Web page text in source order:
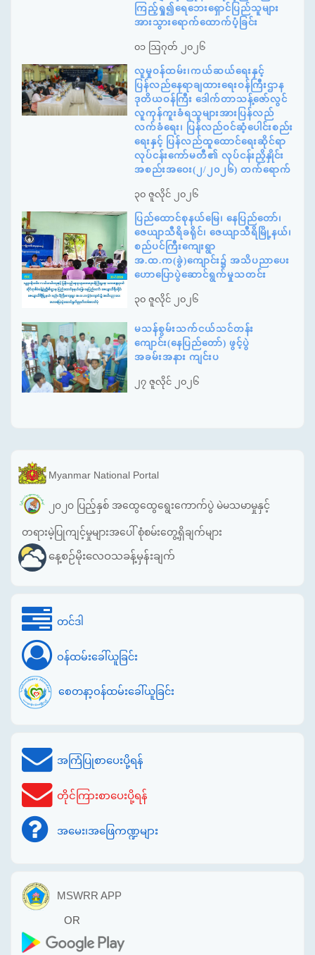
ကြည့်ရှု၍ရေဘေးရှောင်ပြည်သူများ
အားသွားရောက်ထောက်ပံ့ခြင်း
၀၁ ဩဂုတ် ၂၀၂၆
လူမှုဝန်ထမ်း၊ကယ်ဆယ်ရေးနှင့်
ပြန်လည်နေရာချထားရေးဝန်ကြီးဌာန
ဒုတိယဝန်ကြီး ဒေါက်တာသန့်ဇော်လွင်
လူကုန်ကူးခံရသူများအားပြန်လည်
လက်ခံရေး၊ ပြန်လည်ဝင်ဆံ့ပေါင်းစည်း
ရေးနှင့် ပြန်လည်ထူထောင်ရေးဆိုင်ရာ
လုပ်ငန်းကော်မတီ၏ လုပ်ငန်းညှိနှိုင်း
အစည်းအဝေး(၂/၂၀၂၆) တက်ရောက်
၃၀ ဇူလိုင် ၂၀၂၆
ပြည်ထောင်စုနယ်မြေ၊ နေပြည်တော်၊
ဇေယျာသီရိခရိုင်၊ ဇေယျာသီရိမြို့နယ်၊
စည်ပင်ကြီးကျေးရွာ
အ.ထ.က(ခွဲ)ကျောင်း၌ အသိပညာပေး
ဟောပြောပွဲဆောင်ရွက်မှုသတင်း
၃၀ ဇူလိုင် ၂၀၂၆
မသန်စွမ်းသက်ငယ်သင်တန်း
ကျောင်း(နေပြည်တော်) ဖွင့်ပွဲ
အခမ်းအနား ကျင်းပ
၂၇ ဇူလိုင် ၂၀၂၆
Myanmar National Portal
၂၀၂၀ ပြည့်နှစ် အထွေထွေရွေးကောက်ပွဲ မဲမသမာမှုနှင့်
တရားမဲ့ပြုကျင့်မှုများအပေါ် စုံစမ်းတွေ့ရှိချက်များ
နေ့စဉ်မိုးလေဝသခန့်မှန်းချက်
တင်ဒါ
ဝန်ထမ်းခေါ်ယူခြင်း
စေတနာ့ဝန်ထမ်းခေါ်ယူခြင်း
အကြံပြုစာပေးပို့ရန်
တိုင်ကြားစာပေးပို့ရန်
အမေး၊အဖြေကဏ္ဍများ
MSWRR APP
OR